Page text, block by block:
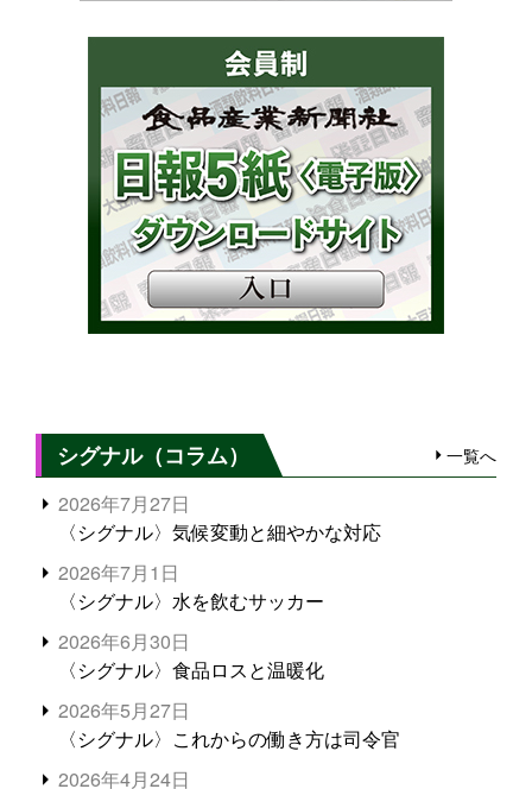
シグナル（コラム） 一覧へ
2026年7月27日
〈シグナル〉気候変動と細やかな対応
2026年7月1日
〈シグナル〉水を飲むサッカー
2026年6月30日
〈シグナル〉食品ロスと温暖化
2026年5月27日
〈シグナル〉これからの働き方は司令官
2026年4月24日